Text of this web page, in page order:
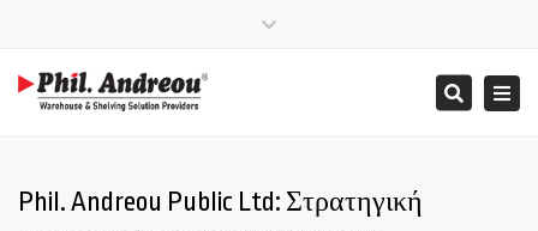
Mon – Fri: 08:00 – 17:00
+357 25 865000
Search
Phil. Andreou Public Ltd: Στρατηγική